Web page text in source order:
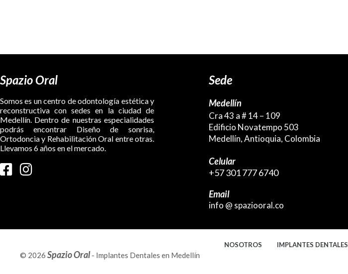
Spazio Oral
Somos es un centro de odontología estética y
reconstructiva con sedes en la ciudad de
Medellín. Dentro de nuestras especialidades
podrás encontrar Diseño de sonrisa,
Ortodoncia y Rehabilitación Oral entre otras.
Llevamos 6 años en el mercado.
Sede
Medellín
Cra 43 a # 14 – 109
Edificio Novatempo 503
Medellín, Antioquia, Colombia
Celular
+57 301 777 6740
Email
info @ spaziooral.co
© 2026 Spazio Oral- Implantes Dentales en Medellín
NOSOTROS IMPLANTES DENTALES